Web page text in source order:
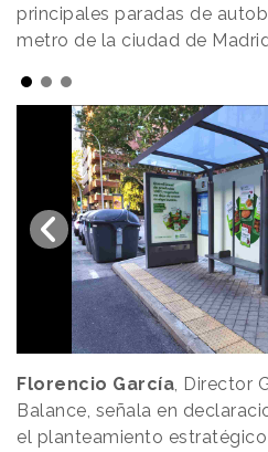
principales paradas de
metro de la ciudad de
Florencio García, Director
Balance, señala en
el planteamiento